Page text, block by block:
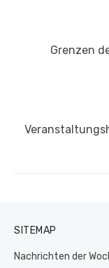
VorherigerGrenzen
Nächster
SITEMAP
Nachrichten der